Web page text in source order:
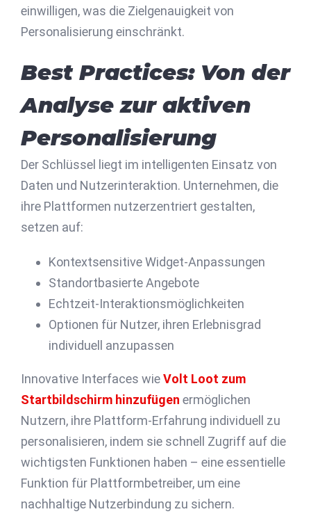
einwilligen, was die Zielgenauigkeit von
Personalisierung einschränkt.
Best Practices: Von der
Analyse zur aktiven
Personalisierung
Der Schlüssel liegt im intelligenten Einsatz von
Daten und Nutzerinteraktion. Unternehmen, die
ihre Plattformen nutzerzentriert gestalten,
setzen auf:
Kontextsensitive Widget-Anpassungen
Standortbasierte Angebote
Echtzeit-Interaktionsmöglichkeiten
Optionen für Nutzer, ihren Erlebnisgrad
individuell anzupassen
Innovative Interfaces wieVolt Loot zum
Startbildschirm hinzufügen ermöglichen
Nutzern, ihre Plattform-Erfahrung individuell zu
personalisieren, indem sie schnell Zugriff auf die
wichtigsten Funktionen haben – eine essentielle
Funktion für Plattformbetreiber, um eine
nachhaltige Nutzerbindung zu sichern.